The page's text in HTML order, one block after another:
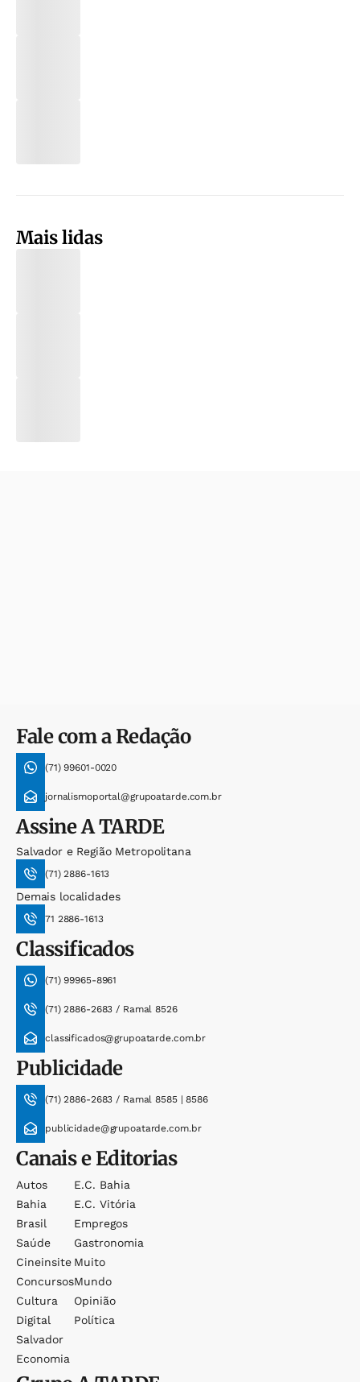
Mais lidas
Fale com a Redação
(71) 99601-0020
jornalismoportal@grupoatarde.com.br
AssineA TARDE
Salvador e Região Metropolitana
(71) 2886-1613
Demais localidades
71 2886-1613
Classificados
(71) 99965-8961
(71) 2886-2683 / Ramal 8526
classificados@grupoatarde.com.br
Publicidade
(71) 2886-2683 / Ramal 8585 | 8586
publicidade@grupoatarde.com.br
Canais e Editorias
Autos
Bahia
Brasil
Saúde
Cineinsite
Concursos
Cultura
Digital
Salvador
Economia
E.c. Bahia
E.c. Vitória
Empregos
Gastronomia
Muito
Mundo
Opinião
Política